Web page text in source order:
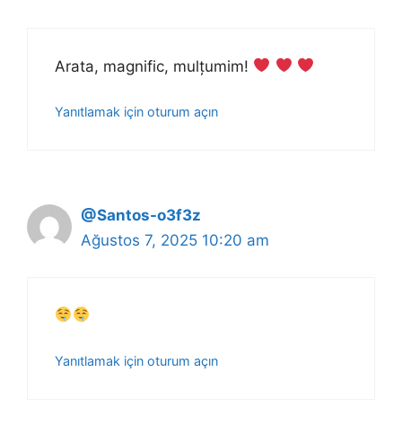
Arata, magnific, mulțumim!
Yanıtlamak için oturum açın
@Santos-o3f3z
Ağustos 7, 2025 10:20 am
Yanıtlamak için oturum açın